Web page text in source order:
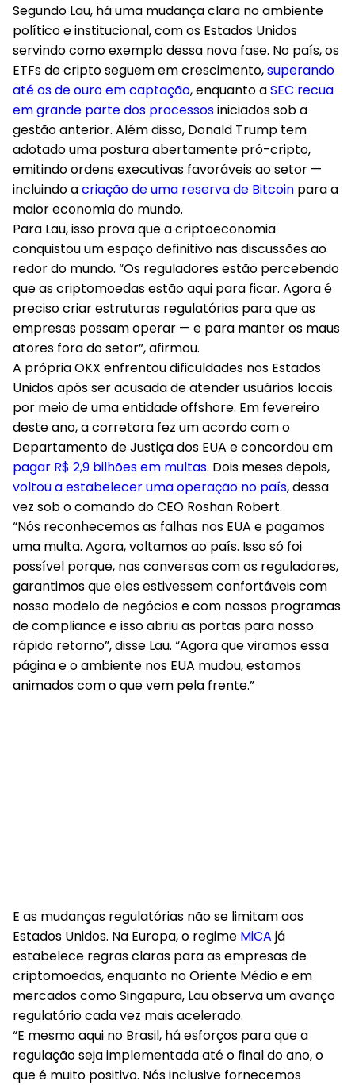
Segundo Lau, há uma mudança clara no ambiente
político e institucional, com os Estados Unidos
servindo como exemplo dessa nova fase. No país, os
ETFs de cripto seguem em crescimento,superando
até os de ouro em captação, enquanto aSEC recua
em grande parte dos processosiniciados sob a
gestão anterior. Além disso, Donald Trump tem
adotado uma postura abertamente pró-cripto,
emitindo ordens executivas favoráveis ao setor —
incluindo acriação de uma reserva de Bitcoin para a
maior economia do mundo.
Para Lau, isso prova que a criptoeconomia
conquistou um espaço definitivo nas discussões ao
redor do mundo. “Os reguladores estão percebendo
que as criptomoedas estão aqui para ficar. Agora é
preciso criar estruturas regulatórias para que as
empresas possam operar — e para manter os maus
atores fora do setor”, afirmou.
A própria OKX enfrentou dificuldades nos Estados
Unidos após ser acusada de atender usuários locais
por meio de uma entidade offshore. Em fevereiro
deste ano, a corretora fez um acordo com o
Departamento de Justiça dos EUA e concordou em
pagar R$ 2,9 bilhões em multas. Dois meses depois,
voltou a estabelecer uma operação no país, dessa
vez sob o comando do CEO Roshan Robert.
“Nós reconhecemos as falhas nos EUA e pagamos
uma multa. Agora, voltamos ao país. Isso só foi
possível porque, nas conversas com os reguladores,
garantimos que eles estivessem confortáveis com
nosso modelo de negócios e com nossos programas
de compliance e isso abriu as portas para nosso
rápido retorno”, disse Lau. “Agora que viramos essa
página e o ambiente nos EUA mudou, estamos
animados com o que vem pela frente.”
E as mudanças regulatórias não se limitam aos
Estados Unidos. Na Europa, o regime MiCA já
estabelece regras claras para as empresas de
criptomoedas, enquanto no Oriente Médio e em
mercados como Singapura, Lau observa um avanço
regulatório cada vez mais acelerado.
“E mesmo aqui no Brasil, há esforços para que a
regulação seja implementada até o final do ano, o
que é muito positivo. Nós inclusive fornecemos